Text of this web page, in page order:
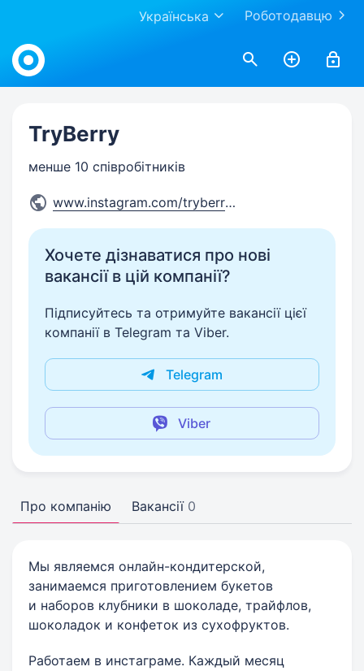
Роботодавцю
Українська
Work.ua
TryBerry
менше 10 співробітників
www.instagram.com/tryberry_/
Хочете дізнаватися про нові
вакансії в цій компанії?
Підписуйтесь та отримуйте вакансії цієї
компанії в Telegram та Viber.
Telegram
Viber
Про компанію Вакансії 0
Мы являемся онлайн-кондитерской,
занимаемся приготовлением букетов
и наборов клубники в шоколаде, трайфлов,
шоколадок и конфеток из сухофруктов.
Работаем в инстаграме. Каждый месяц